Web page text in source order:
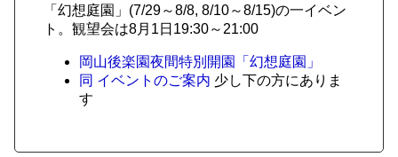
「幻想庭園」(7/29～8/8, 8/10～8/15)の一イベン
ト。観望会は8月1日19:30～21:00
岡山後楽園夜間特別開園「幻想庭園」
同 イベントのご案内 少し下の方にありま
す